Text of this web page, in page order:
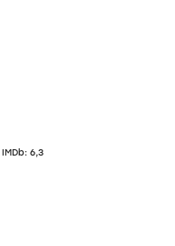
IMDb: 6,3